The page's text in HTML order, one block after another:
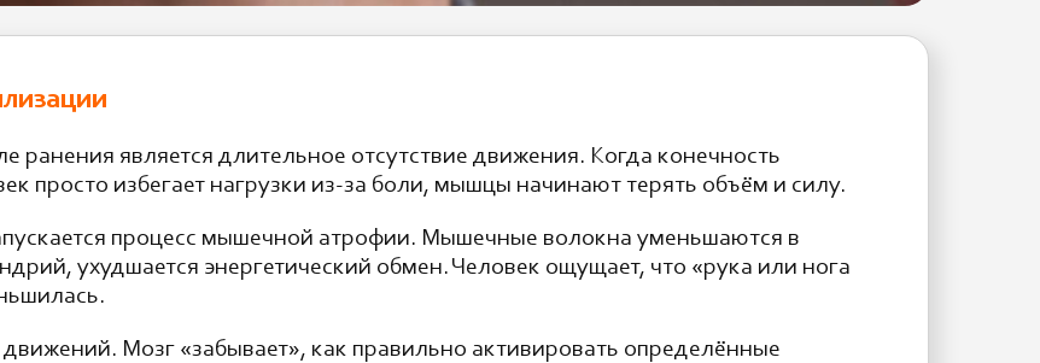
ранения является длительное отсутствие движения. Когда конечность
просто избегает нагрузки из-за боли, мышцы начинают терять объём и силу.
процесс мышечной атрофии. Мышечные волокна уменьшаются в
ухудшается энергетический обмен. Человек ощущает, что «рука или нога
Мозг «забывает», как правильно активировать определённые